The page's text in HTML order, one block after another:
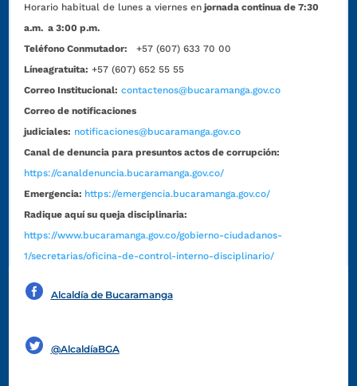
Horario habitual de lunes a viernes en jornada continua de 7:30
a.m. a 3:00 p.m.
Teléfono Conmutador:
+57 (607) 633 70 00
Líneagratuita: +57 (607) 652 55 55
Correo Institucional: contactenos@bucaramanga.gov.co
Correo de notificaciones
judiciales: notificaciones@bucaramanga.gov.co
Canal de denuncia para presuntos actos de corrupción:
https://canaldenuncia.bucaramanga.gov.co/
Emergencia: https://emergencia.bucaramanga.gov.co/
Radique aquí su queja disciplinaria:
https://www.bucaramanga.gov.co/gobierno-ciudadanos-
1/secretarias/oficina-de-control-interno-disciplinario/
Alcaldía de Bucaramanga
@AlcaldíaBGA